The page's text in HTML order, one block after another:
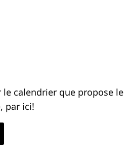
le calendrier que propose le
par ici!